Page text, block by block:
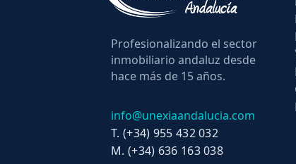
Profesionalizando el sector
inmobiliario andaluz desde
hace más de 15 años.
info@unexiaandalucia.com
T. (+34) 955 432 032
M. (+34) 636 163 038